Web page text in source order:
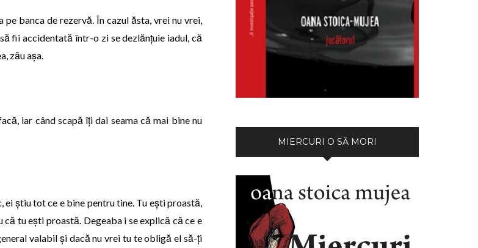
pe banca de rezervă. În cazul ăsta, vrei nu vrei,
fii accidentată într-o zi se dezlănțuie iadul, că
zău așa.
iar când scapă îți dai seama că mai bine nu
știu tot ce e bine pentru tine. Tu ești proastă,
tu ești proastă. Degeaba i se explică că ce e
valabil și dacă nu vrei tu te obligă el să-ți
MIERCURI O SĂ MORI